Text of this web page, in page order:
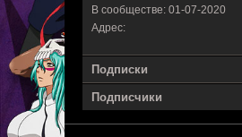
В сообществе: 01-07-2020
Адрес:
Подписки
Подписчики